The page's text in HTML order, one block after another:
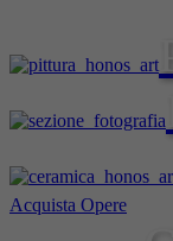
Acquista Opere